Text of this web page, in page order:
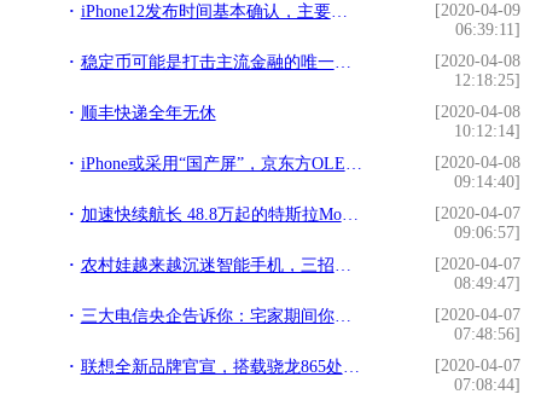
iPhone12发布时间基本确认，主要参数已经无悬念，价格更感人
[2020-04-09
06:39:11]
稳定币可能是打击主流金融的唯一一种加密货币
[2020-04-08
12:18:25]
顺丰快递全年无休
[2020-04-08
10:12:14]
iPhone或采用“国产屏”，京东方OLED获苹果认可，最快明年发布
[2020-04-08
09:14:40]
加速快续航长 48.8万起的特斯拉Model Y怎么选？
[2020-04-07
09:06:57]
农村娃越来越沉迷智能手机，三招让他们快速脱坑！
[2020-04-07
08:49:47]
三大电信央企告诉你：宅家期间你都在干啥
[2020-04-07
07:48:56]
联想全新品牌官宣，搭载骁龙865处理器，带给你端游体验
[2020-04-07
07:08:44]